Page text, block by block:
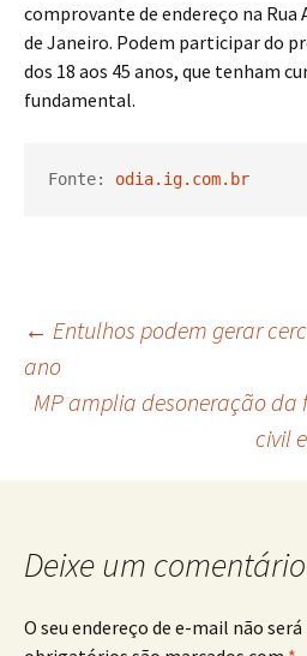
comprovante de endereço na Rua
de Janeiro. Podem participar do
dos 18 aos 45 anos, que tenham
fundamental.
Fonte: odia.ig.com.br
Navegação
de
posts
← Entulhos podem gerar
ano
MP amplia desoneração
civil
Deixe um comentário
O seu endereço de e-mail não